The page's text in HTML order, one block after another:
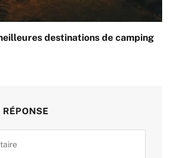
destinations de camping